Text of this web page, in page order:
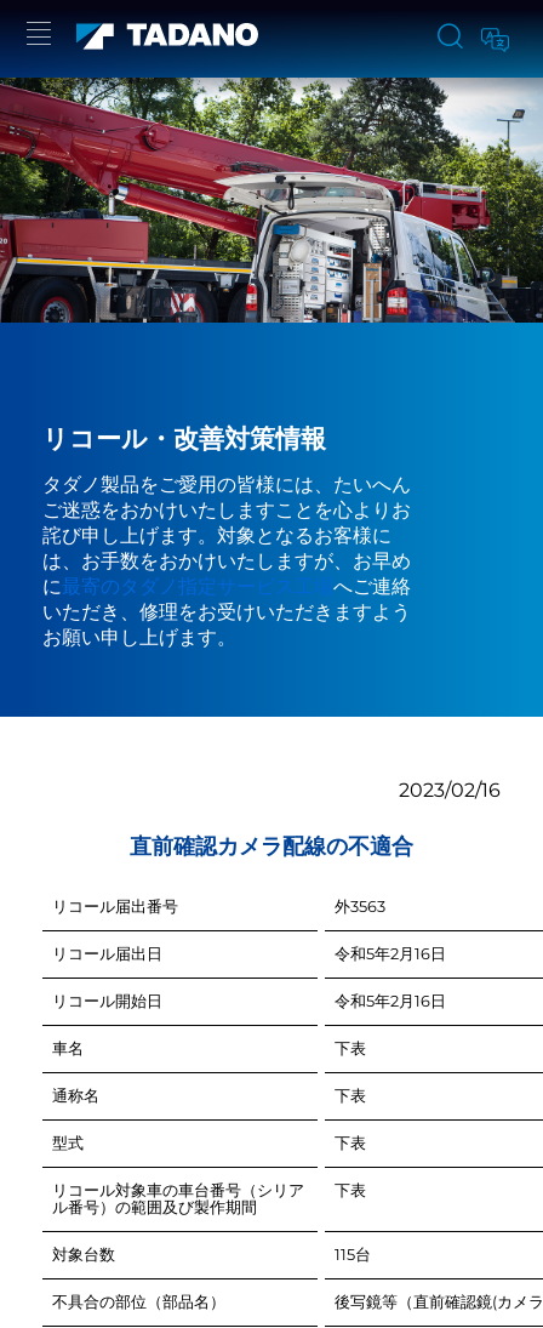
リコール・改善対策情報
タダノ製品をご愛用の皆様には、たいへん
ご迷惑をおかけいたしますことを心よりお
詫び申し上げます。対象となるお客様に
は、お手数をおかけいたしますが、お早め
に最寄のタダノ指定サービス工場へご連絡
いただき、修理をお受けいただきますよう
お願い申し上げます。
2023/02/16
直前確認カメラ配線の不適合
リコール届出番号
リコール届出日
リコール開始日
車名
通称名
型式
リコール対象車の車台番号（シリア
ル番号）の範囲及び製作期間
対象台数
不具合の部位（部品名）